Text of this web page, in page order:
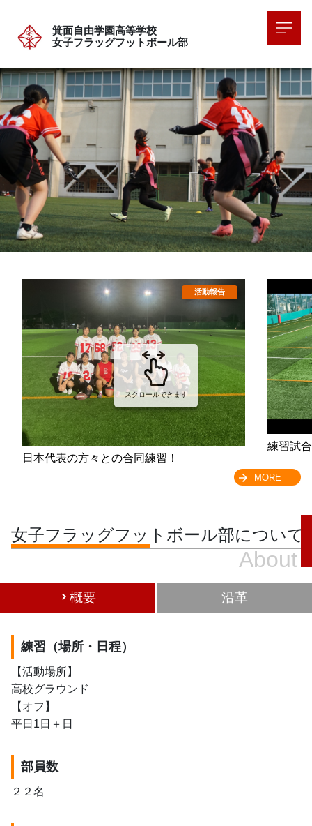
箕面自由学園高等学校
女子フラッグフットボール部
日本代表の方々との合同練習！
練習試
スクロールできます
MORE
女子フラッグフットボール部について
About
概要 沿革
練習（場所・日程）
【活動場所】
高校グラウンド
【オフ】
平日1日＋日
部員数
２２名